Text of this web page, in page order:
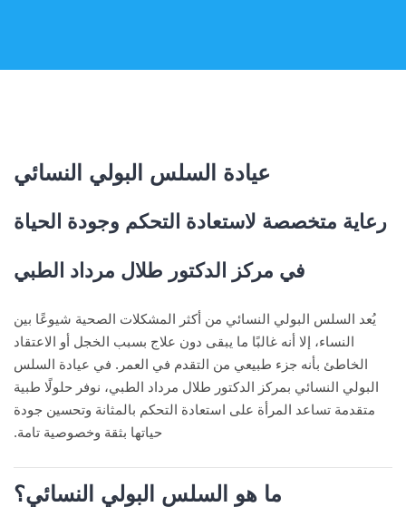
عيادة السلس البولي النسائي
رعاية متخصصة لاستعادة التحكم وجودة الحياة
في مركز الدكتور طلال مرداد الطبي
يُعد السلس البولي النسائي من أكثر المشكلات الصحية شيوعًا بين
النساء، إلا أنه غالبًا ما يبقى دون علاج بسبب الخجل أو الاعتقاد
الخاطئ بأنه جزء طبيعي من التقدم في العمر. في عيادة السلس
البولي النسائي بمركز الدكتور طلال مرداد الطبي، نوفر حلولًا طبية
متقدمة تساعد المرأة على استعادة التحكم بالمثانة وتحسين جودة
حياتها بثقة وخصوصية تامة.
ما هو السلس البولي النسائي؟